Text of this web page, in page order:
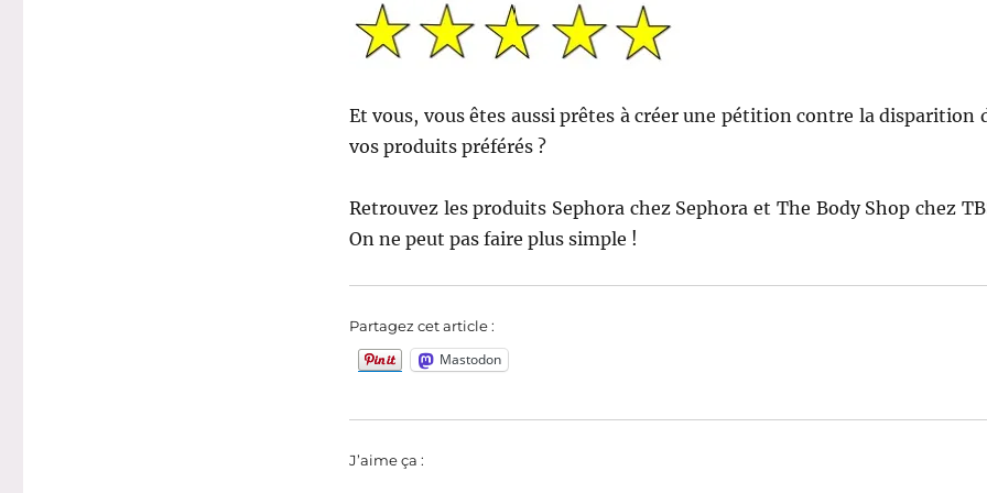
Et vous, vous êtes aussi prêtes à créer une pétition contre la disparition
vos produits préférés ?
Retrouvez les produits Sephora chez Sephora et The Body Shop chez
On ne peut pas faire plus simple !
Partagez cet article :
Mastodon
J’aime ça :